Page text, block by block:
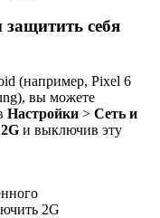
себя
(например, Pixel 6
вы можете
Настройки > Сеть и
и выключив эту
2G